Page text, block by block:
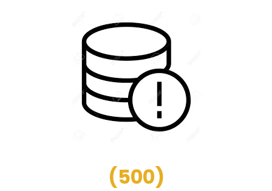
(500)